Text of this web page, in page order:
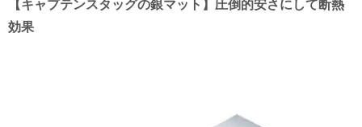
【キャプテンスタッグの銀マット】圧倒的安さにして断熱
効果